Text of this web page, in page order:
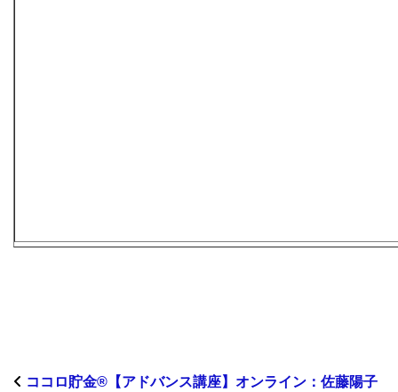
ココロ貯金®︎【アドバンス講座】オンライン：佐藤陽子